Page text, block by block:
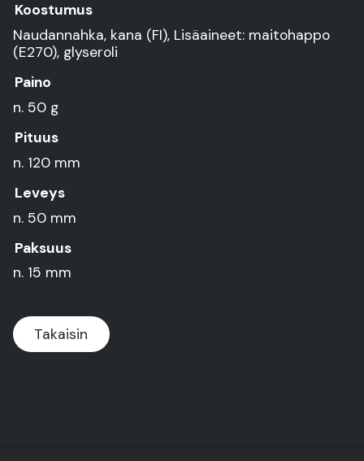
Koostumus
Naudannahka, kana (FI), Lisäaineet: maitohappo
(E270), glyseroli
Paino
n. 50 g
Pituus
n. 120 mm
Leveys
n. 50 mm
Paksuus
n. 15 mm
Takaisin